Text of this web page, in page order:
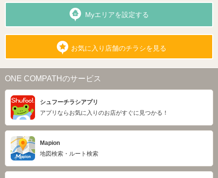
Myエリアを設定する
お気に入り店舗のチラシを見る
ONE COMPATHのサービス
シュフーチラシアプリ
アプリならお気に入りのお店がすぐに見つかる！
Mapion
地図検索・ルート検索